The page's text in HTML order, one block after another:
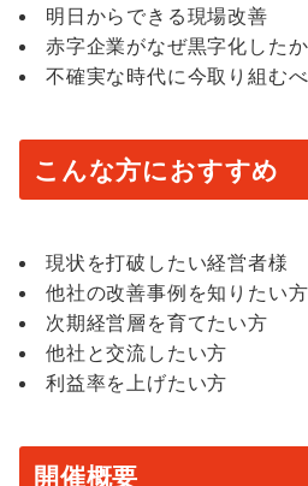
明日からできる現場改善
赤字企業がなぜ黒字化したか
不確実な時代に今取り組む
こんな方におすすめ
現状を打破したい経営者様
他社の改善事例を知りたい方
次期経営層を育てたい方
他社と交流したい方
利益率を上げたい方
開催概要